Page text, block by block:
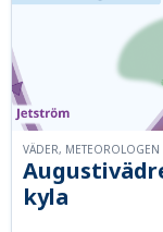
kyla
VÄDER, METEOROLOGEN